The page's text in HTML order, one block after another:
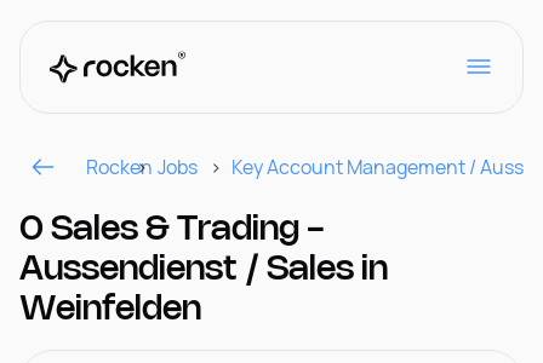
Für Arbeitgeber
Kontakt
Rocken Jobs Key Account Management /
0 Sales & Trading -
Aussendienst / Sales in
Weinfelden